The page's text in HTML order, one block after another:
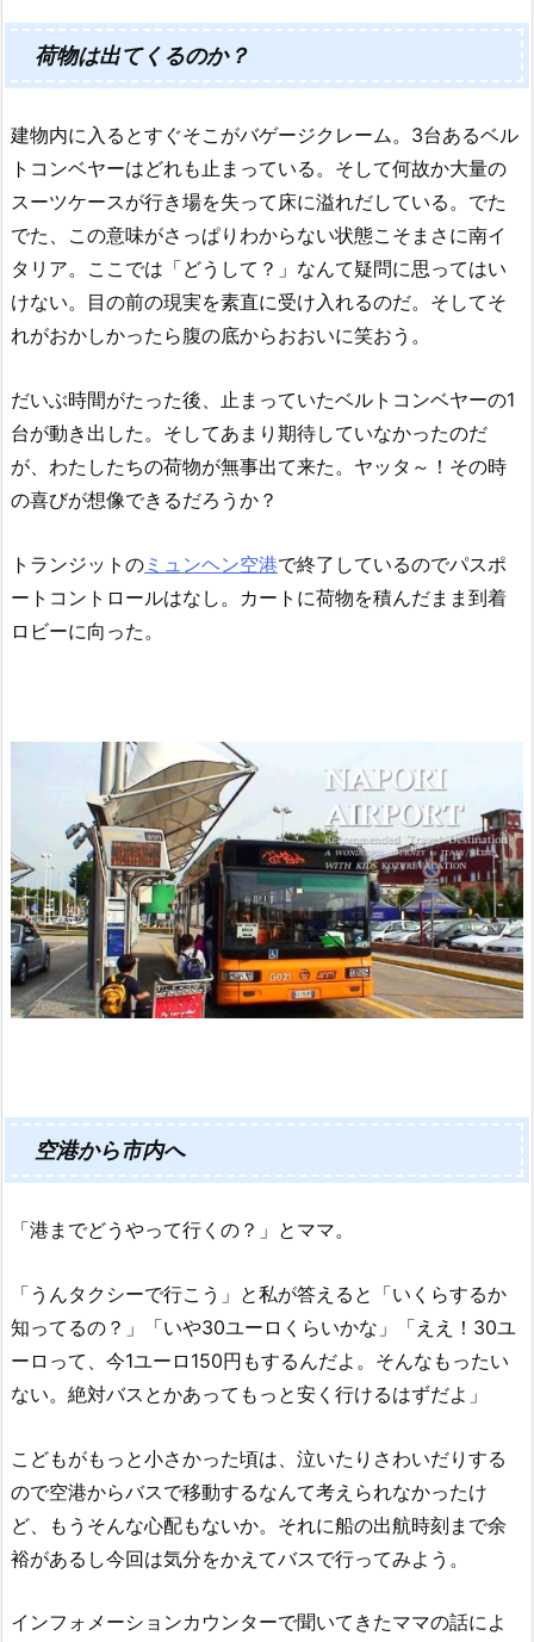
荷物は出てくるのか？
建物内に入るとすぐそこがバゲージクレーム。3台あるベル
トコンベヤーはどれも止まっている。そして何故か大量の
スーツケースが行き場を失って床に溢れだしている。でた
でた、この意味がさっぱりわからない状態こそまさに南イ
タリア。ここでは「どうして？」なんて疑問に思ってはい
けない。目の前の現実を素直に受け入れるのだ。そしてそ
れがおかしかったら腹の底からおおいに笑おう。
だいぶ時間がたった後、止まっていたベルトコンベヤーの1
台が動き出した。そしてあまり期待していなかったのだ
が、わたしたちの荷物が無事出て来た。ヤッタ～！その時
の喜びが想像できるだろうか？
トランジットの ミュンヘン空港で終了しているのでパスポ
ートコントロールはなし。カートに荷物を積んだまま到着
ロビーに向った。
空港から市内へ
「港までどうやって行くの？」とママ。
「うんタクシーで行こう」と私が答えると「いくらするか
知ってるの？」「いや30ユーロくらいかな」「ええ！30ユ
ーロって、今1ユーロ150円もするんだよ。そんなもったい
ない。絶対バスとかあってもっと安く行けるはずだよ」
こどもがもっと小さかった頃は、泣いたりさわいだりする
ので空港からバスで移動するなんて考えられなかったけ
ど、もうそんな心配もないか。それに船の出航時刻まで余
裕があるし今回は気分をかえてバスで行ってみよう。
インフォメーションカウンターで聞いてきたママの話によ